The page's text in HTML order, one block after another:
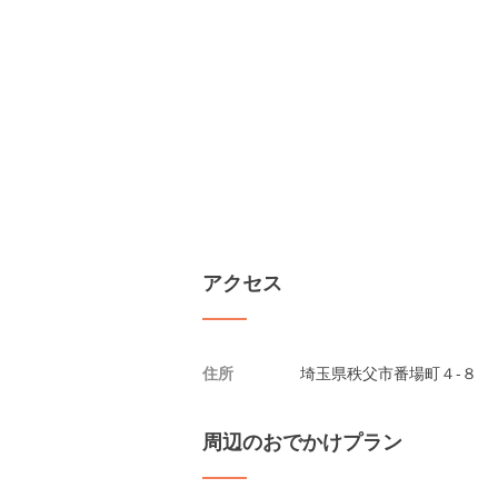
アクセス
住所 埼玉県秩父市番場町４-８
周辺のおでかけプラン